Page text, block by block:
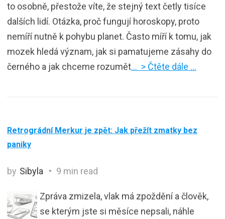
to osobně, přestože víte, že stejný text četly tisíce
dalších lidí. Otázka, proč fungují horoskopy, proto
nemíří nutně k pohybu planet. Často míří k tomu, jak
mozek hledá význam, jak si pamatujeme zásahy do
černého a jak chceme rozumět… > Čtěte dále …
Retrográdní Merkur je zpět: Jak přežít zmatky bez
paniky
by Sibyla 9 min read
Zpráva zmizela, vlak má zpoždění a člověk,
se kterým jste si měsíce nepsali, náhle